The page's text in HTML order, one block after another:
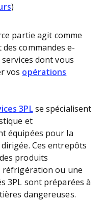
)
partie agit comme
commandes e-
dont vous
vos opérations
3PLse spécialisent
et
équipées pour la
Ces entrepôts
produits
réfrigération ou une
3PL sont préparées à
dangereuses.